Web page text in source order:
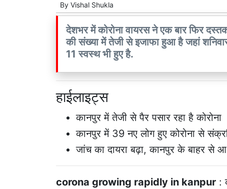
By Vishal Shukla
देशभर में कोरोना वायरस ने एक बार फिर
की संख्या में तेजी से इजाफा हुआ है जहां
11 स्वस्थ भी हुए है.
हाईलाइट्स
कानपुर में तेजी से पैर पसार रहा है कोरोना
कानपुर में 39 नए लोग हुए कोरोना से
जांच का दायरा बढ़ा, कानपुर के बाहर से
corona growing rapidly in kanpur :